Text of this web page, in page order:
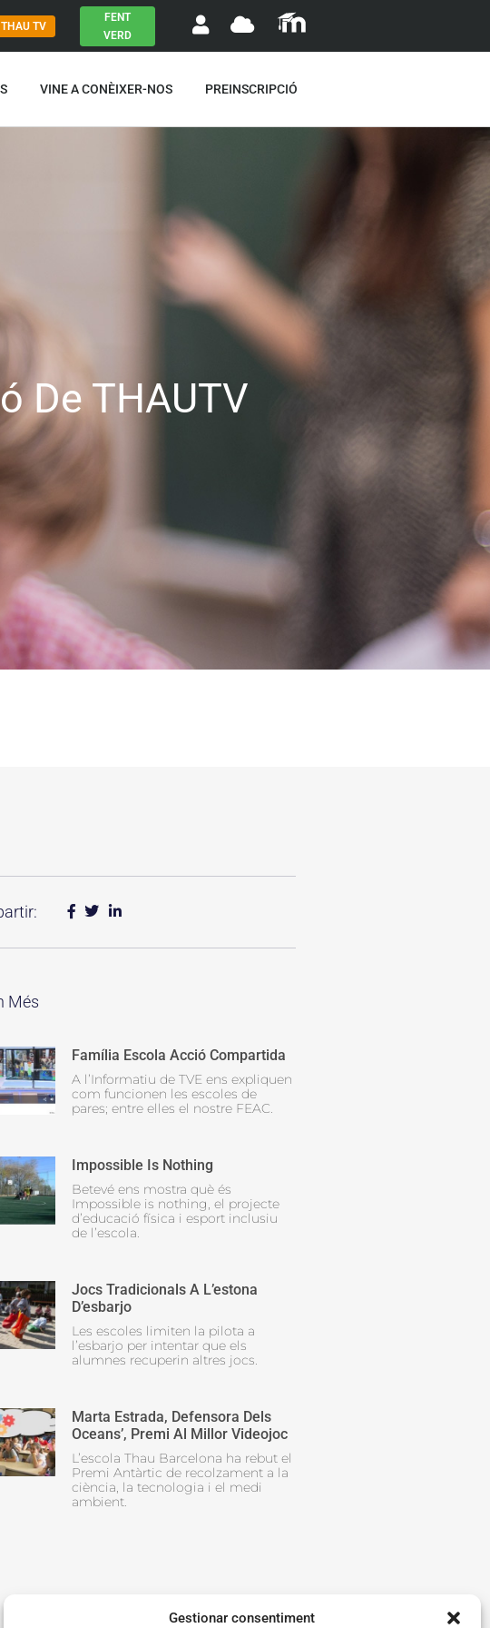
Gestionar consentiment
THAU TV
FENT
VERD
VINE A CONÈIXER-NOS PREINSCRIPCIÓ
De THAUTV
Més
Família Escola Acció Compartida
A l’Informatiu de TVE ens expliquen
com funcionen les escoles de
pares; entre elles el nostre FEAC.
Impossible Is Nothing
Betevé ens mostra què és
Impossible is nothing, el projecte
d’educació física i esport inclusiu
de l’escola.
Jocs Tradicionals A L’estona
D’esbarjo
Les escoles limiten la pilota a
l’esbarjo per intentar que els
alumnes recuperin altres jocs.
Marta Estrada, Defensora Dels
Oceans’, Premi Al Millor Videojoc
L’escola Thau Barcelona ha rebut el
Premi Antàrtic de recolzament a la
ciència, la tecnologia i el medi
ambient.